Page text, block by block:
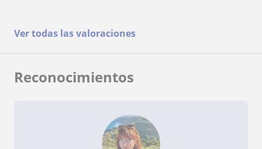
Ver todas las valoraciones
Reconocimientos